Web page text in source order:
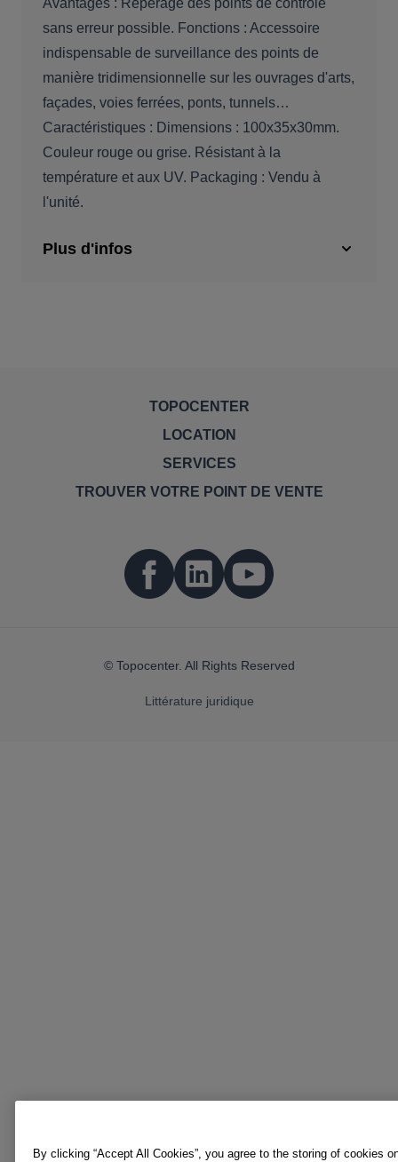
Avantages : Repérage des points de contrôle
sans erreur possible. Fonctions : Accessoire
indispensable de surveillance des points de
manière tridimensionnelle sur les ouvrages d'arts,
façades, voies ferrées, ponts, tunnels…
Caractéristiques : Dimensions : 100x35x30mm.
Couleur rouge ou grise. Résistant à la
température et aux UV. Packaging : Vendu à
l'unité.
Plus d'infos
TOPOCENTER
LOCATION
SERVICES
TROUVER VOTRE POINT DE VENTE
© Topocenter. All Rights Reserved
Littérature juridique